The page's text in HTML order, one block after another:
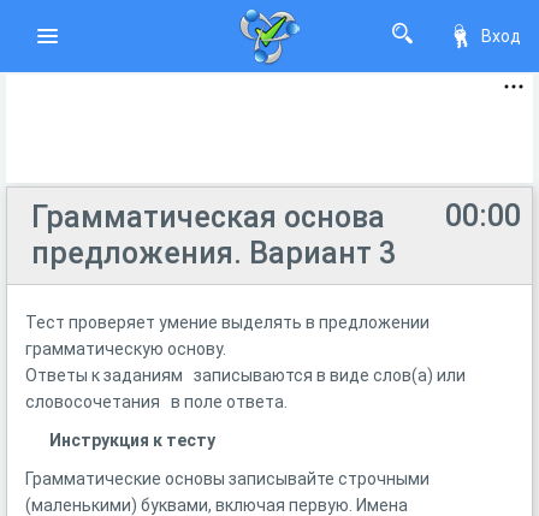
Вход
00:00
Грамматическая основа
предложения. Вариант 3
Тест проверяет умение выделять в предложении
грамматическую основу.
Ответы к заданиям записываются в виде слов(а) или
словосочетания в поле ответа.
Инструкция к тесту
Грамматические основы записывайте строчными
(маленькими) буквами, включая первую. Имена